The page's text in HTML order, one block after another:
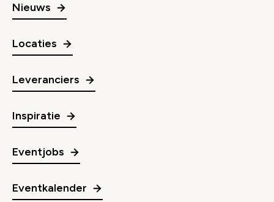
Nieuws
Locaties
Leveranciers
Inspiratie
Eventjobs
Eventkalender